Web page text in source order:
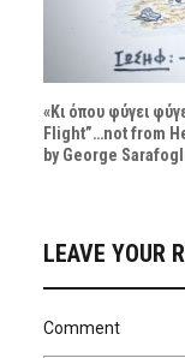
«Κι όπου φύγει
Flight”…not from
by George
LEAVE YOUR
Comment